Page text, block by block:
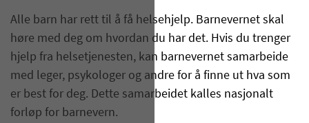
Alle barn har rett til å få helsehjelp. Barnevernet skal
høre med deg om hvordan du har det. Hvis du trenger
hjelp fra helsetjenesten, kan barnevernet samarbeide
med leger, psykologer og andre for å finne ut hva som
er best for deg. Dette samarbeidet kalles nasjonalt
forløp for barnevern.